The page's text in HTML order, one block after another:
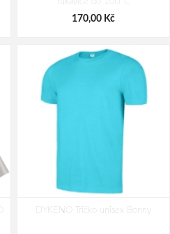
19,50 Kč
rukavice do 100°C
170,00 Kč
DYKENO Tričko unisex Bonny